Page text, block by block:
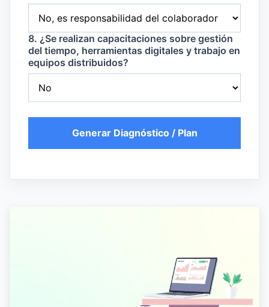
8. ¿Se realizan capacitaciones sobre gestión
del tiempo, herramientas digitales y trabajo en
equipos distribuidos?
Generar Diagnóstico / Plan